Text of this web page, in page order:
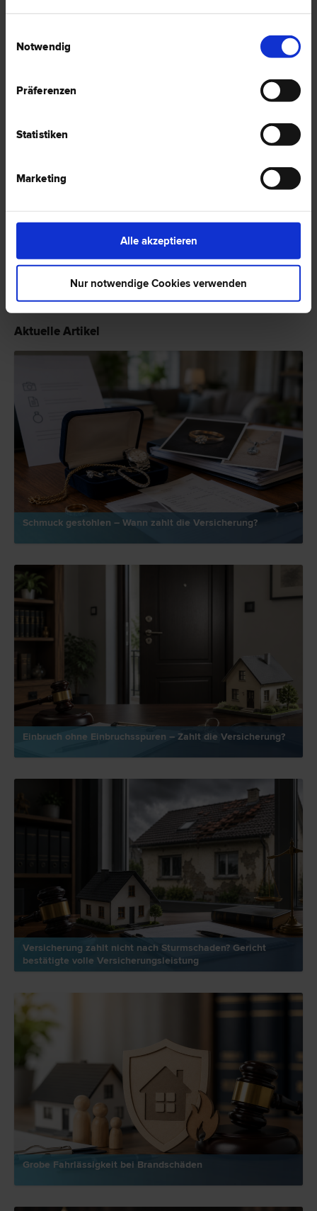
Notwendig
Präferenzen
Statistiken
Marketing
Alle akzeptieren
Nur notwendige Cookies verwenden
Versicherungsnehmer im Straßenverkehr
Unfallverletzung unberechtigt Leistungen
unbedingt beachten müssen!
beachten sollten!
Aktuelle Artikel
Schmuck gestohlen – Wann zahlt die Versicherung?
Einbruch ohne Einbruchsspuren – Zahlt die Versicherung?
Versicherung zahlt nicht nach Sturmschaden? Gericht
bestätigte volle Versicherungsleistung
Grobe Fahrlässigkeit bei Brandschäden